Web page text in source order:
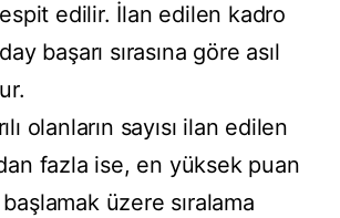
edilir. İlan edilen kadro
başarı sırasına göre asıl
olanların sayısı ilan edilen
fazla ise, en yüksek puan
üzere sıralama